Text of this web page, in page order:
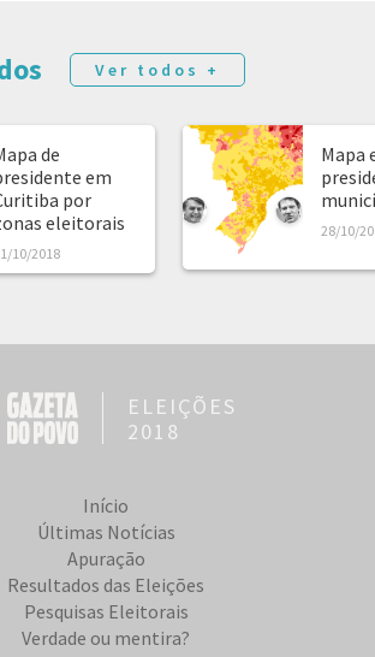
Ver todos +
de
em
por
eleitorais
10/2018
Mapa
28/10/
ELEIÇÕES
2018
Início
Últimas Notícias
Apuração
Resultados das Eleições
Pesquisas Eleitorais
Verdade ou mentira?